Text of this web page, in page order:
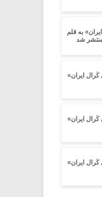
به قلم
شد
ایران»
ایران»
ایران»